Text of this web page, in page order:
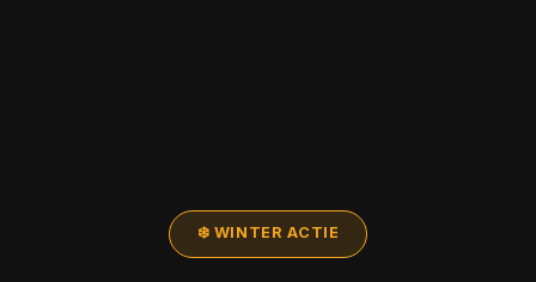
❄️ WINTER ACTIE